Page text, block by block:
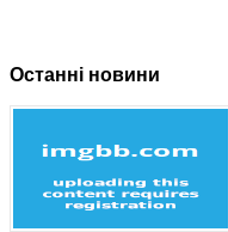
Останні новини